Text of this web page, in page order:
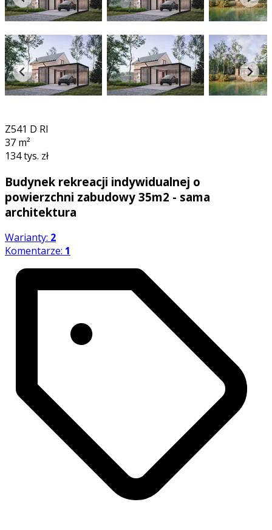
Z541 D RI
37 m²
134 tys. zł
Budynek rekreacji indywidualnej o
powierzchni zabudowy 35m2 - sama
architektura
Warianty: 2
Komentarze: 1